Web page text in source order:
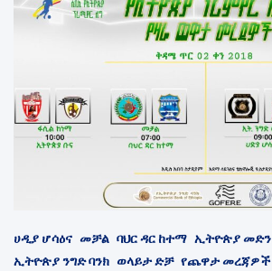
ሀዲያ ሆሳዕና መቻል ባህር ዳር ከተማ ኢትዮጵያ መድን
ኢትዮጵያ ንግድ ባንክ ወላይታ ድቻ የጨዋታ መረጃዎች